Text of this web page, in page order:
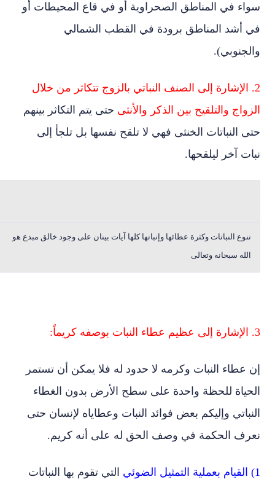
سواء في المناطق الصحراوية أو في قاع المحيطات أو
في أشد المناطق برودة في القطب الشمالي
والجنوبي).
2. الإشارة إلى الصنف النباتي بالزوج تتكاثر من خلال
الزواج والتلقيح بين الذكر والأنثى حتى يتم التكاثر بينهم
حتى النباتات الخنثى فهي لا تلقح نفسها بل تلجأ إلى
نبات آخر ليلقحها.
تنوع النباتات وكثرة عطائها وإنباتها كلها آيات بينان على وجود خالق مبدع هو
الله سبحانه وتعالى
إن عطاء النبات وكرمه لا حدود له فلا يمكن أن تستمر
الحياة للحظة واحدة على سطح الأرض بدون الغطاء
النباتي وإليكم بعض فوائد النبات وعطاياه لإنسان حتى
نعرف الحكمة في وصف الحق له على أنه كريم.
التي تقوم بها النباتات